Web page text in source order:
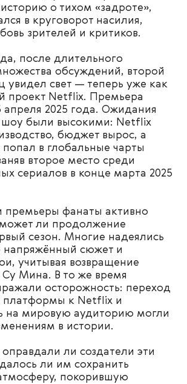
о тихом «задроте»,
в круговорот насилия,
зрителей и критиков.​
после длительного
обсуждений, второй
увидел свет — теперь уже как
проект Netflix. Премьера
апреля 2025 года. Ожидания
шоу были высокими: Netflix
бюджет вырос, а
в глобальные чарты
второе место среди
сериалов в конце марта 2025
премьеры фанаты активно
ли продолжение
сезон. Многие надеялись
напряжённый сюжет и
учитывая возвращение
Мина. В то же время
осторожность: переход
платформы к Netflix и
на мировую аудиторию могли
в истории.
оправдали ли создатели эти
ли им сохранить
покорившую